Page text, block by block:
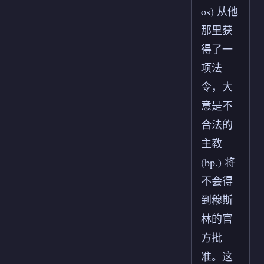
os) 从他
那里获
得了一
项法
令，大
意是不
合法的
主教
(bp.) 将
不会得
到穆斯
林的官
方批
准。这